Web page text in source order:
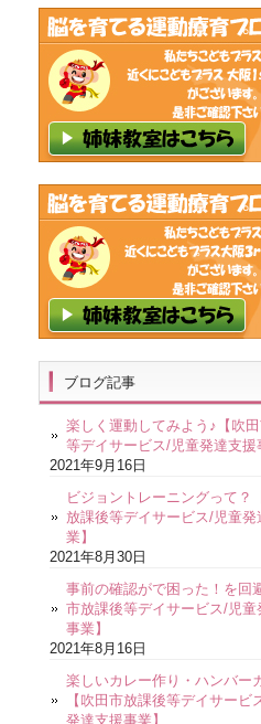
ブログ記事
楽しく運動してみよう♪【吹
等デイサービス/児童発達支援
2021年9月16日
ビジョントレーニングって？
放課後等デイサービス/児童発
業】
2021年8月30日
事前の確認がで困った！を回
市放課後等デイサービス/児童
事業】
2021年8月16日
楽しいカレー作り・ハンバー
【吹田市放課後等デイサービ
発達支援事業】